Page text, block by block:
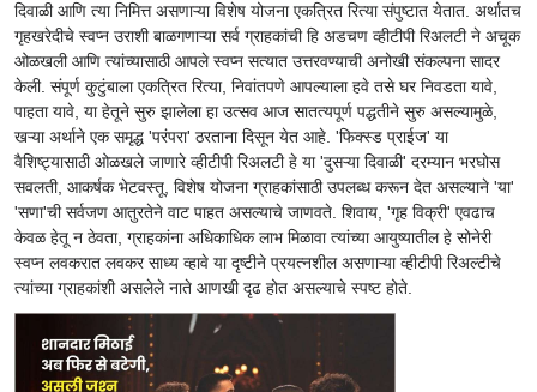
दिवाळी आणि त्या निमित्त असणाऱ्या विशेष योजना एकत्रित रित्या संपुष्टात येतात. अर्थातच
गृहखरेदीचे स्वप्न उराशी बाळगणाऱ्या सर्व ग्राहकांची हि अडचण व्हीटीपी रिअलटी ने अचूक
ओळखली आणि त्यांच्यासाठी आपले स्वप्न सत्यात उत्तरवण्याची अनोखी संकल्पना सादर
केली. संपूर्ण कुटुंबाला एकत्रित रित्या, निवांतपणे आपल्याला हवे तसे घर निवडता यावे,
पाहता यावे, या हेतूने सुरु झालेला हा उत्सव आज सातत्यपूर्ण पद्धतीने सुरु असल्यामुळे,
खऱ्या अर्थाने एक समृद्ध 'परंपरा' ठरताना दिसून येत आहे. 'फिक्स्ड प्राईज' या
वैशिष्ट्यासाठी ओळखले जाणारे व्हीटीपी रिअलटी हे या 'दुसऱ्या दिवाळी' दरम्यान भरघोस
सवलती, आकर्षक भेटवस्तू, विशेष योजना ग्राहकांसाठी उपलब्ध करून देत असल्याने 'या'
'सणा'ची सर्वजण आतुरतेने वाट पाहत असल्याचे जाणवते. शिवाय, 'गृह विक्री' एवढाच
केवळ हेतू न ठेवता, ग्राहकांना अधिकाधिक लाभ मिळावा त्यांच्या आयुष्यातील हे सोनेरी
स्वप्न लवकरात लवकर साध्य व्हावे या दृष्टीने प्रयत्नशील असणाऱ्या व्हीटीपी रिअल्टीचे
त्यांच्या ग्राहकांशी असलेले नाते आणखी दृढ होत असल्याचे स्पष्ट होते.